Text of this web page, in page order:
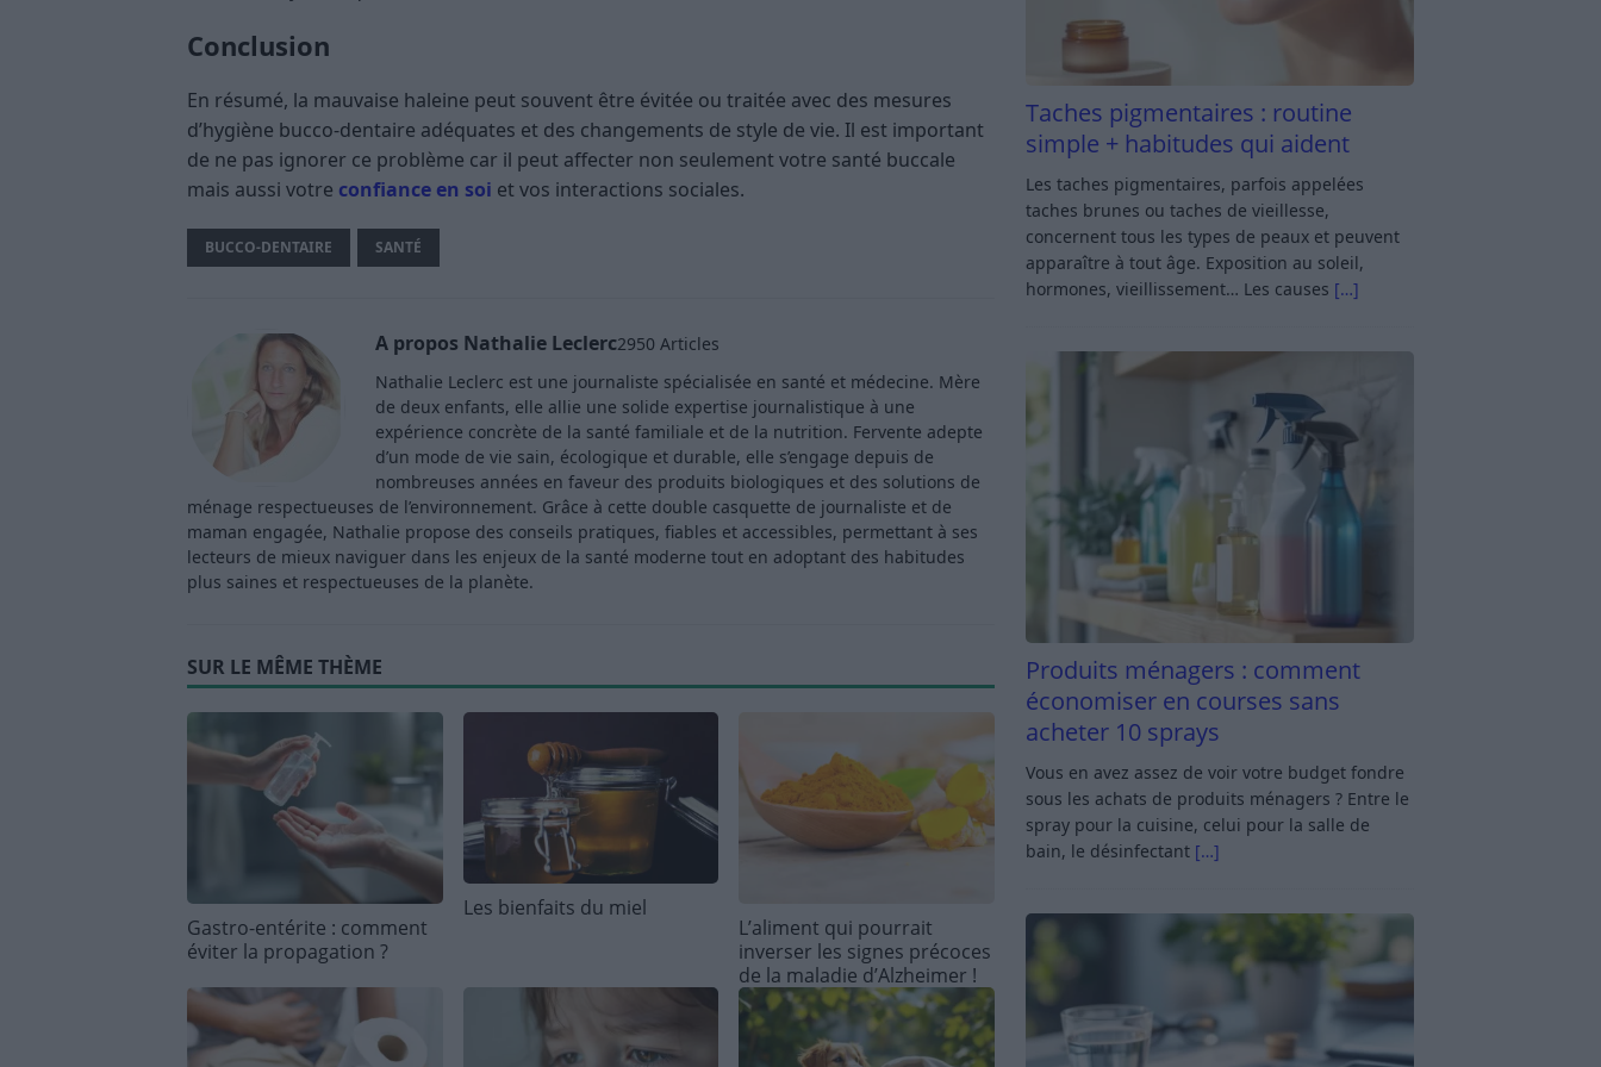
Conclusion
En résumé, la mauvaise haleine peut souvent être évitée ou traitée avec des mesures
d’hygiène bucco-dentaire adéquates et des changements de style de vie. Il est important
de ne pas ignorer ce problème car il peut affecter non seulement votre santé buccale
mais aussi votre confiance en soi et vos interactions sociales.
BUCCO-DENTAIRE SANTÉ
A propos Nathalie Leclerc2950 Articles
Nathalie Leclerc est une journaliste spécialisée en santé et médecine. Mère
de deux enfants, elle allie une solide expertise journalistique à une
expérience concrète de la santé familiale et de la nutrition. Fervente adepte
d’un mode de vie sain, écologique et durable, elle s’engage depuis de
nombreuses années en faveur des produits biologiques et des solutions de
ménage respectueuses de l’environnement. Grâce à cette double casquette de journaliste et de
maman engagée, Nathalie propose des conseils pratiques, fiables et accessibles, permettant à ses
lecteurs de mieux naviguer dans les enjeux de la santé moderne tout en adoptant des habitudes
plus saines et respectueuses de la planète.
SUR LE MÊME THÈME
Gastro-entérite : comment
éviter la propagation ?
Les bienfaits du miel
L’aliment qui pourrait
inverser les signes précoces
de la maladie d’Alzheimer !
Taches pigmentaires : routine
simple + habitudes qui aident
Les taches pigmentaires, parfois appelées
taches brunes ou taches de vieillesse,
concernent tous les types de peaux et peuvent
apparaître à tout âge. Exposition au soleil,
hormones, vieillissement… Les causes […]
Produits ménagers : comment
économiser en courses sans
acheter 10 sprays
Vous en avez assez de voir votre budget fondre
sous les achats de produits ménagers ? Entre le
spray pour la cuisine, celui pour la salle de
bain, le désinfectant […]